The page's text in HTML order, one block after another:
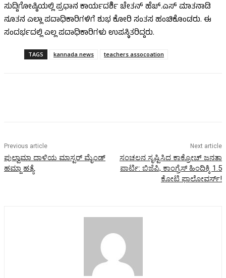
ಸುದ್ದಿಗೋಷ್ಠಿಯಲ್ಲಿ ಪ್ರಧಾನ ಕಾರ್ಯದರ್ಶಿ ಚೇತನ್ ಹೆಚ್.ಎಸ್ ಮಾತನಾಡಿ
ನೂತನ ಎಲ್ಲಾ ಪದಾಧಿಕಾರಿಗಳಿಗೆ ಶುಭ ಕೋರಿ ಸಂತಸ ಹಂಚಿಕೊಂಡರು. ಈ
ಸಂದರ್ಭದಲ್ಲಿ ಎಲ್ಲ ಪದಾಧಿಕಾರಿಗಳು ಉಪಸ್ಥಿತರಿದ್ದರು.
TAGS kannada news teachers assocoation
Previous article
ಪುಲ್ವಾಮಾ ದಾಳಿಯ ಮಾಸ್ಟರ್ ಮೈಂಡ್
ಹಮ್ಜಾ ಹತ್ಯೆ
Next article
ಸಂಚಲನ ಸೃಷ್ಟಿಸಿದ ಕಾಕ್ರೋಚ್ ಜನತಾ
ಪಾರ್ಟಿ: ಬಿಜೆಪಿ, ಕಾಂಗ್ರೆಸ್ ಹಿಂದಿಕ್ಕಿ 1.5
ಕೋಟಿ ಫಾಲೋವರ್ಸ್!